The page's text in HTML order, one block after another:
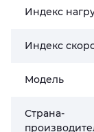
Индекс
Индекс
Модель
Страна-